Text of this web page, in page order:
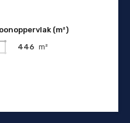
(m²)
446 m²